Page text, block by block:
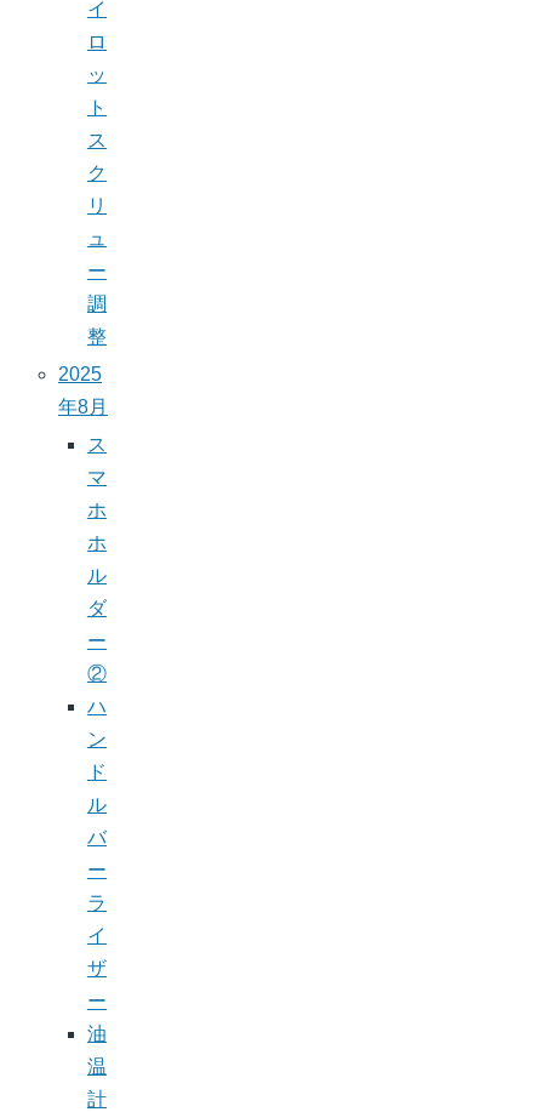
イ
ロ
ッ
ト
ス
ク
リ
ュ
ー
調
整
2025
年8月
ス
マ
ホ
ホ
ル
ダ
ー
②
ハ
ン
ド
ル
バ
ー
ラ
イ
ザ
ー
油
温
計